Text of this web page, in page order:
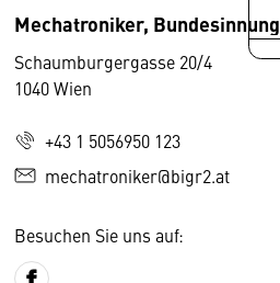
Mechatroniker, Bundesinnung
Schaumburgergasse 20/4
1040 Wien
+43 1 5056950 123
mechatroniker@bigr2.at
Besuchen Sie uns auf: